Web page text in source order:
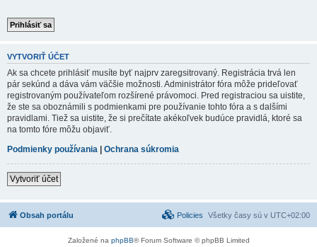
VYTVORIŤ ÚČET
Ak sa chcete prihlásiť musíte byť najprv zaregsitrovaný. Registrácia trvá len
pár sekúnd a dáva vám väčšie možnosti. Administrátor fóra môže prideľovať
registrovaným používateľom rozšírené právomoci. Pred registraciou sa uistite,
že ste sa oboznámili s podmienkami pre používanie tohto fóra a s dalšími
pravidlami. Tiež sa uistite, že si prečítate akékoľvek budúce pravidlá, ktoré sa
na tomto fóre môžu objaviť.
Podmienky používania | Ochrana súkromia
Vytvoriť účet
Obsah portálu Všetky časy sú v UTC+02:00
Policies
Založené na phpBB® Forum Software © phpBB Limited